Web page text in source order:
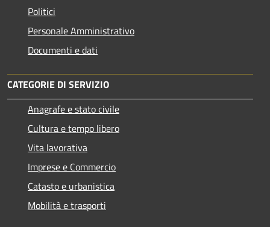
Politici
Personale Amministrativo
Documenti e dati
CATEGORIE DI SERVIZIO
Anagrafe e stato civile
Cultura e tempo libero
Vita lavorativa
Imprese e Commercio
Catasto e urbanistica
Mobilità e trasporti